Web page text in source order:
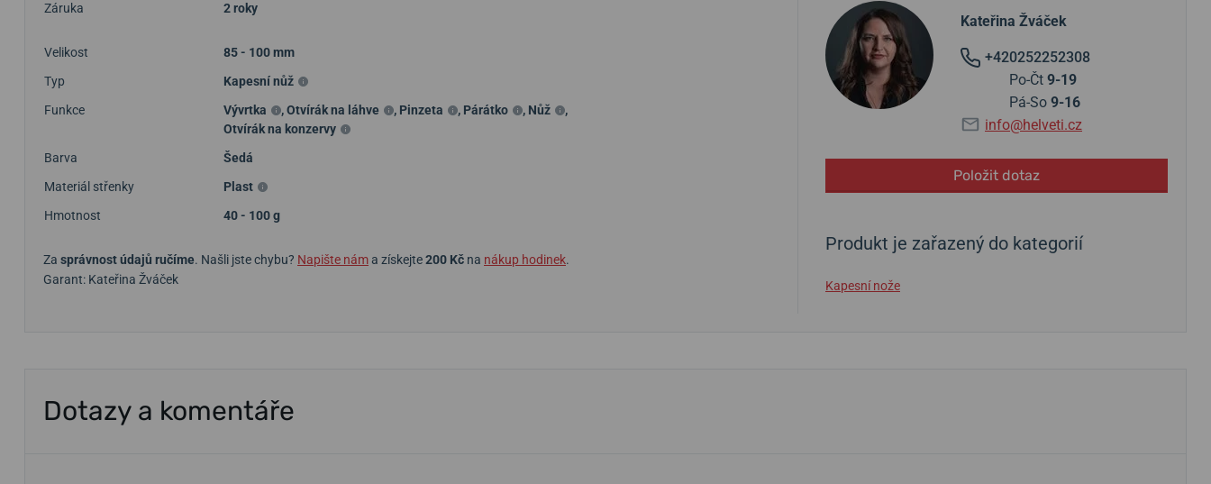
Záruka 2 roky
Velikost
85 - 100 mm
Typ
Kapesní nůž
Funkce
Vývrtka ,Otvírák na láhve , Pinzeta , Párátko , Nůž
,
Otvírák na konzervy
Barva
Šedá
Materiál střenky
Plast
Hmotnost
40 - 100 g
Za správnost údajů ručíme. Našli jste chybu? Napište náma získejte200 Kč na nákup hodinek.
Garant: Kateřina Žváček
Kateřina Žváček
+420252252308
Po-Čt 9-19
Pá-So 9-16
info@helveti.cz
Položit dotaz
Produkt je zařazený do kategorií
Kapesní nože
Dotazy a komentáře